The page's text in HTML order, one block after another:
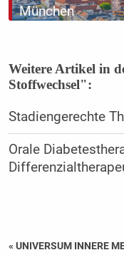
München
Weitere Artikel in
Stoffwechsel":
Stadiengerechte
Orale
« UNIVERSUM INNERE